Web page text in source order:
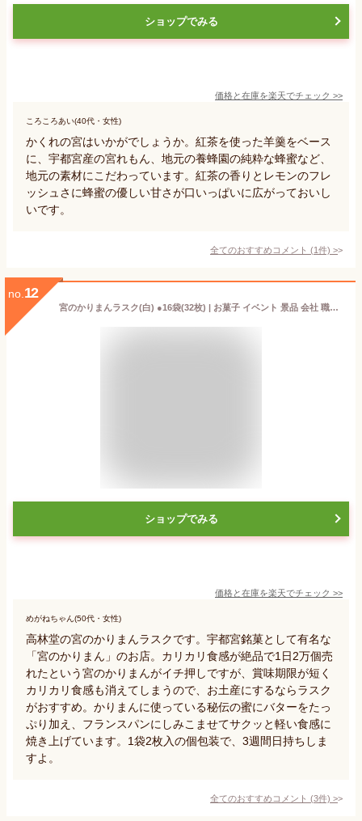
ショップでみる
価格と在庫を楽天でチェック >>
ころころあい(40代・女性)
かくれの宮はいかがでしょうか。紅茶を使った羊羹をベース
に、宇都宮産の宮れもん、地元の養蜂園の純粋な蜂蜜など、
地元の素材にこだわっています。紅茶の香りとレモンのフレ
ッシュさに蜂蜜の優しい甘さが口いっぱいに広がっておいし
いです。
全てのおすすめコメント (1件) >
no. 12
宮のかりまんラスク(白) ●16袋(32枚) | お菓子 イベント 景品 会社 職場 大量 法人 食べ物 プレゼント ギフト お祝い お返し 内祝い 結婚内祝い 退職祝い お礼 帰省土産 お供え お土産 手土産 お取り寄せ
ショップでみる
価格と在庫を楽天でチェック >>
めがねちゃん(50代・女性)
高林堂の宮のかりまんラスクです。宇都宮銘菓として有名な
「宮のかりまん」のお店。カリカリ食感が絶品で1日2万個売
れたという宮のかりまんがイチ押しですが、賞味期限が短く
カリカリ食感も消えてしまうので、お土産にするならラスク
がおすすめ。かりまんに使っている秘伝の蜜にバターをたっ
ぷり加え、フランスパンにしみこませてサクッと軽い食感に
焼き上げています。1袋2枚入の個包装で、3週間日持ちしま
すよ。
全てのおすすめコメント (3件) >